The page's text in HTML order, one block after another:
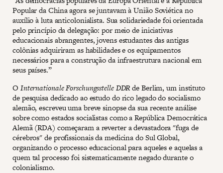
Popular da China agora se juntavam à União Soviética no
auxílio à luta anticolonialista. Sua solidariedade foi orientada
pelo princípio da delegação: por meio de iniciativas
educacionais abrangentes, jovens estudantes das antigas
colônias adquiriram as habilidades e os equipamentos
necessários para a construção da infraestrutura nacional em
seus países.”
O Internationale Forschungsstelle DDRde Berlim, um instituto
de pesquisa dedicado ao estudo do rico legado do socialismo
alemão, escreveu uma breve sinopse da sua recente análise
sobre como estados socialistas como a República Democrática
Alemã (RDA) começaram a reverter a devastadora "fuga de
cérebros" de profissionais da medicina do Sul Global,
organizando o processo educacional para aqueles e aquelas a
quem tal processo foi sistematicamente negado durante o
colonialismo.